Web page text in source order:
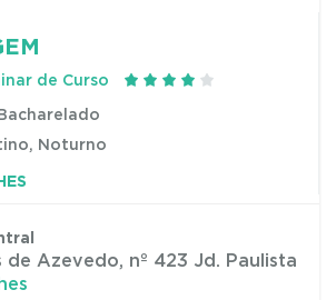
de Curso
Noturno
de Azevedo, nº 423 Jd. Paulista